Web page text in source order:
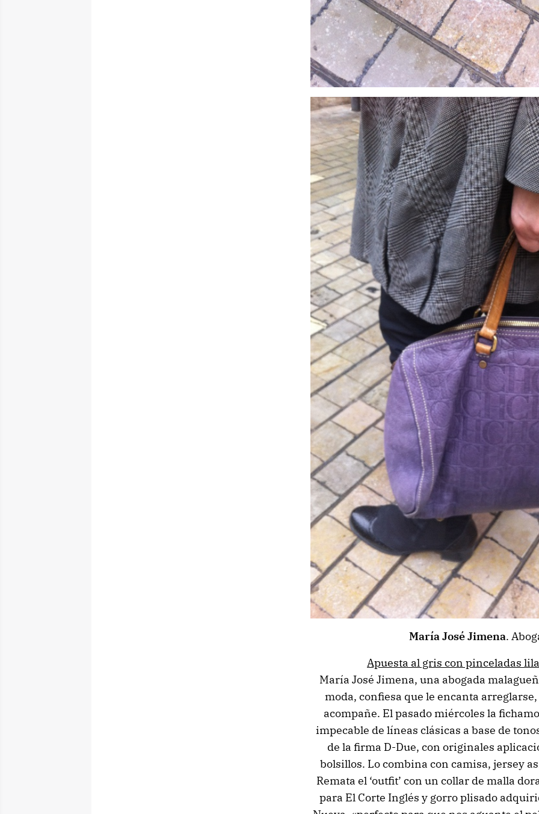
María José Jimena.
Apuesta al gris con pinceladas
María José Jimena, una abogada
moda, confiesa que le encanta
acompañe. El pasado miércoles la
impecable de líneas clásicas a base de
de la firma D-Due, con originales
bolsillos. Lo combina con camisa, jersey
Remata el ‘outfit’ con un collar de malla
para El Corte Inglés y gorro plisado